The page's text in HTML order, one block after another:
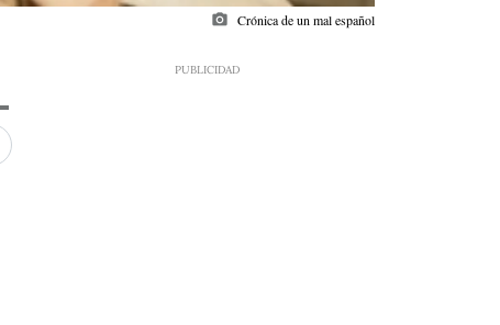
photo_camera Crónica de un mal español